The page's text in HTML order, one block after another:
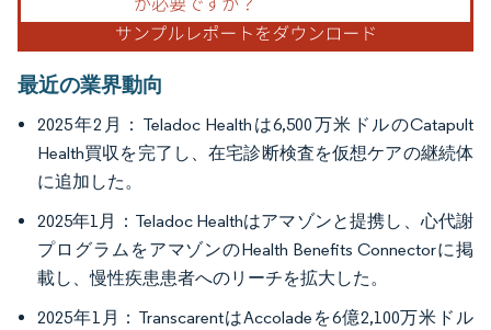
最近の業界動向
2025年2月：Teladoc Healthは6,500万米ドルのCatapult
Health買収を完了し、在宅診断検査を仮想ケアの継続体
に追加した。
2025年1月：Teladoc Healthはアマゾンと提携し、心代謝
プログラムをアマゾンのHealth Benefits Connectorに掲
載し、慢性疾患患者へのリーチを拡大した。
2025年1月：TranscarentはAccoladeを6億2,100万米ドル